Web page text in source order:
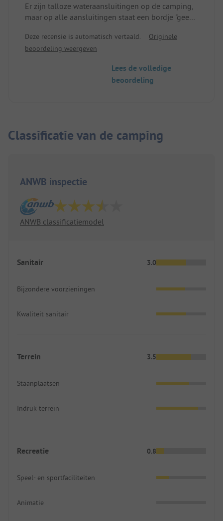
Er zijn talloze wateraansluitingen op de camping,
maar op alle aansluitingen staat een bordje "geen
Toen we ernaar vroegen bij de receptie, kregen we
te horen dat het water in orde was, maar geen
fles water kopen bij de receptie.
Dit zou in de campinggids moeten staan. Het is
Deze recensie is automatisch vertaald.
Originele
beoordeling weergeven
Lees de volledige
beoordeling
Classificatie van de camping
ANWB inspectie
ANWB classificatiemodel
Sanitair 3.0
Bijzondere voorzieningen
Kwaliteit sanitair
Terrein 3.5
Staanplaatsen
Indruk terrein
Recreatie 0.8
Speel- en sportfaciliteiten
Animatie